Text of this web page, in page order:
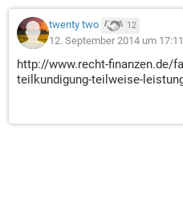
twenty two 12
12. September 2014 um 17:11
http://www.recht-finanzen.de/
teilkundigung-teilweise-